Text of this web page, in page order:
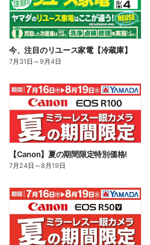
今、注目のリユース家電【冷蔵庫】
7月31日 ～9月4日
【Canon】夏の期間限定特別価格!
7月24日 ～8月19日